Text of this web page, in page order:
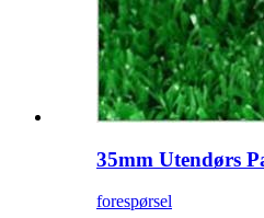
35mm Utendørs
forespørsel